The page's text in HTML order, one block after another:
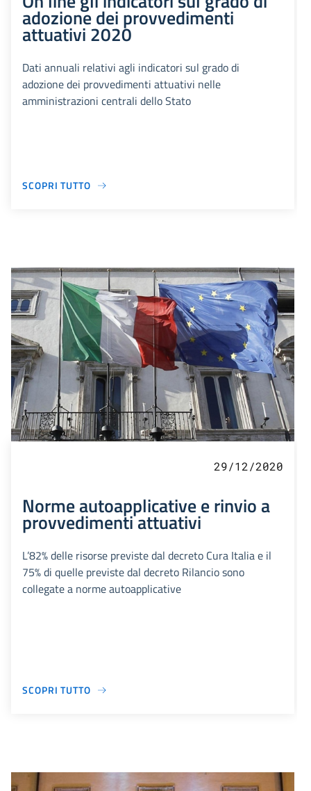
adozione dei provvedimenti
attuativi 2020
Dati annuali relativi agli indicatori sul grado di
adozione dei provvedimenti attuativi nelle
amministrazioni centrali dello Stato
SCOPRI TUTTO
29/12/2020
Norme autoapplicative e rinvio a
provvedimenti attuativi
L’82% delle risorse previste dal decreto Cura Italia e il
75% di quelle previste dal decreto Rilancio sono
collegate a norme autoapplicative
SCOPRI TUTTO